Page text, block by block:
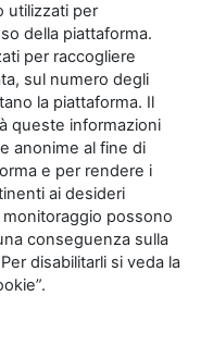
utilizzati per
della piattaforma.
per raccogliere
sul numero degli
la piattaforma. Il
queste informazioni
anonime al fine di
e per rendere i
ai desideri
monitoraggio possono
conseguenza sulla
disabilitarli si veda la